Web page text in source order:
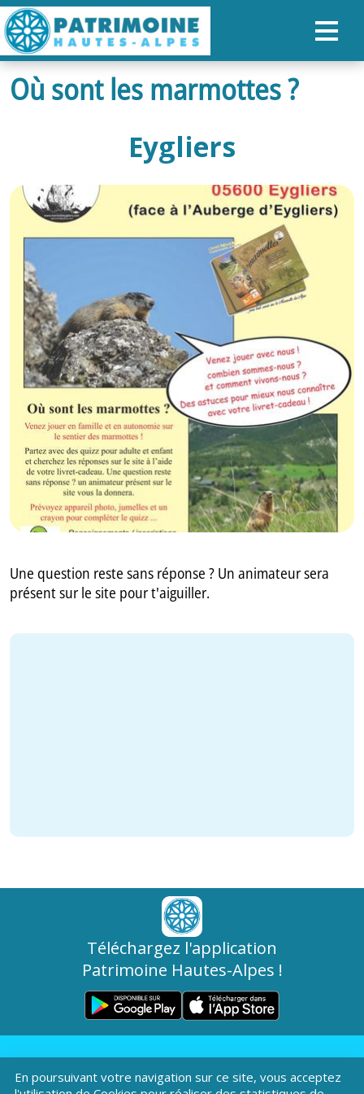
ACCUEIL
PATRIMOINE
RANDONNÉES
ORGANISER SON SÉJOUR
RECHERCHER
FR
GB
IT
Où sont les marmottes ?
Eygliers
Une question reste sans réponse ? Un animateur sera
présent sur le site pour t'aiguiller.
Téléchargez l'application
Patrimoine Hautes-Alpes !
En poursuivant votre navigation sur ce site, vous acceptez